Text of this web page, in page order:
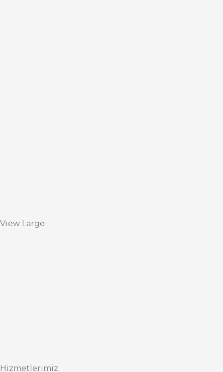
View Large
Hizmetlerimiz